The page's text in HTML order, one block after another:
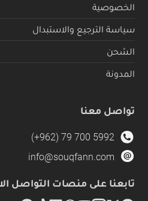
الخصوصية
سياسة الترجيع والاستبدال
الشحن
المدونة
تواصل معنا
(+962) 79 700 5992
info@souqfann.com
تابعنا على منصات التواصل